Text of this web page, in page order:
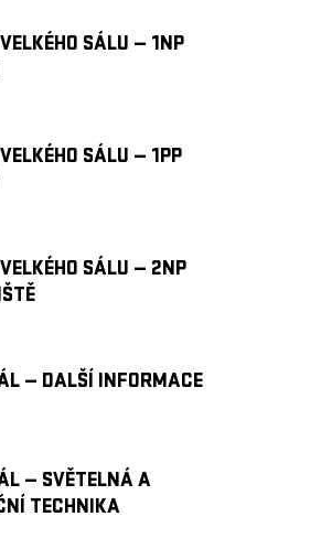
SÁLU — 1NP
SÁLU — 1PP
SÁLU — 2NP
— DALŠÍ INFORMACE
— SVĚTELNÁ A
TECHNIKA